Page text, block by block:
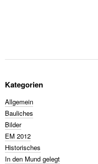
Kategorien
Allgemein
Bauliches
Bilder
EM 2012
Historisches
In den Mund gelegt